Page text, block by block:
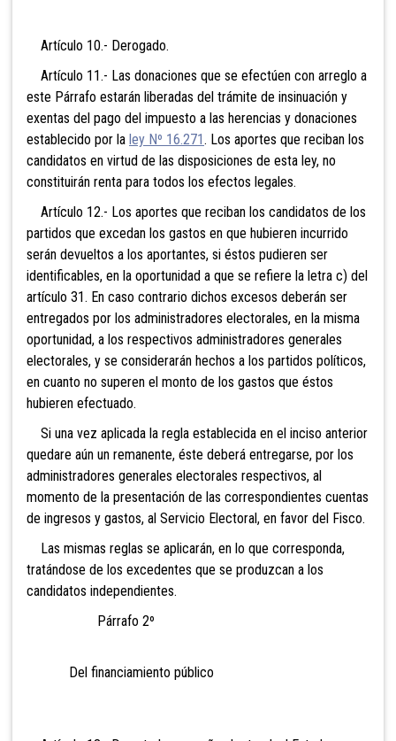
Artículo 10.- Derogado.
Artículo 11.- Las donaciones que se efectúen con arreglo a
este Párrafo estarán liberadas del trámite de insinuación y
exentas del pago del impuesto a las herencias y donaciones
establecido por la ley Nº 16.271. Los aportes que reciban los
candidatos en virtud de las disposiciones de esta ley, no
constituirán renta para todos los efectos legales.
Artículo 12.- Los aportes que reciban los candidatos de los
partidos que excedan los gastos en que hubieren incurrido
serán devueltos a los aportantes, si éstos pudieren ser
identificables, en la oportunidad a que se refiere la letra c) del
artículo 31. En caso contrario dichos excesos deberán ser
entregados por los administradores electorales, en la misma
oportunidad, a los respectivos administradores generales
electorales, y se considerarán hechos a los partidos políticos,
en cuanto no superen el monto de los gastos que éstos
hubieren efectuado.
Si una vez aplicada la regla establecida en el inciso anterior
quedare aún un remanente, éste deberá entregarse, por los
administradores generales electorales respectivos, al
momento de la presentación de las correspondientes cuentas
de ingresos y gastos, al Servicio Electoral, en favor del Fisco.
Las mismas reglas se aplicarán, en lo que corresponda,
tratándose de los excedentes que se produzcan a los
candidatos independientes.
Párrafo 2º
Del financiamiento público